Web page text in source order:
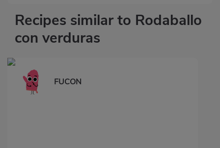
Recipes similar to Rodaballo
con verduras
FUCON